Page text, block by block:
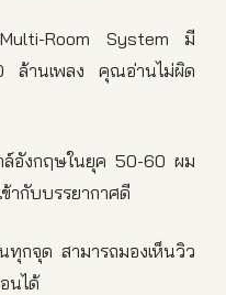
Multi-Room System มี
ล้านเพลง คุณอ่านไม่ผิด
ล์อังกฤษในยุค 50-60 ผม
ข้ากับบรรยากาศดี
กจุด สามารถมองเห็นวิว
นได้